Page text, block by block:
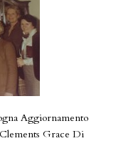
Aggiornamento
Grace Di